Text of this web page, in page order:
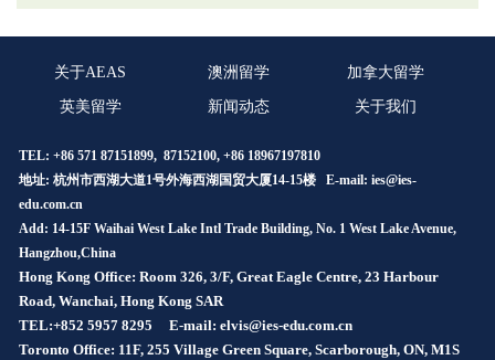
关于AEAS 澳洲留学 加拿大留学
英美留学 新闻动态 关于我们
TEL: +86 571 87151899, 87152100, +86 18967197810
地址: 杭州市西湖大道1号外海西湖国贸大厦14-15楼 E-mail: ies@ies-
edu.com.cn
Add: 14-15F Waihai West Lake Intl Trade Building, No. 1 West Lake Avenue,
Hangzhou,China
Hong Kong Office: Room 326, 3/F, Great Eagle Centre, 23 Harbour
Road, Wanchai, Hong Kong SAR
TEL:+852 5957 8295
E-mail: elvis@ies-edu.com.cn
Toronto Office: 11F, 255 Village Green Square, Scarborough, ON, M1S